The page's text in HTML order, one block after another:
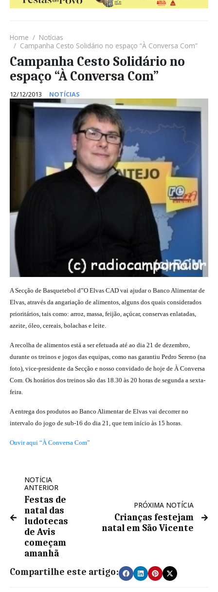
Home
Notícias
Campanha Cesto Solidário no espaço “À Conversa Com”
Campanha Cesto Solidário no
espaço “À Conversa Com”
12/12/2013 NOTÍCIAS
A Secção de Basquetebol d”O Elvas CAD vai ajudar o Banco Alimentar de
Elvas, através da angariação de alimentos, alguns dos quais considerados
prioritários, tais como: arroz, massa, feijão, açúcar, conservas enlatadas,
azeite, óleo, cereais, bolachas e leite.
A recolha de alimentos está a ser efetuada até ao dia 21 de dezembro,
durante os treinos e jogos das equipas, como nas garantiu Pedro Sereno (na
foto), vice-presidente da Secção e nosso convidado de hoje de À Conversa
Com. Os horários dos treinos são das 18.30 às 20 horas de segunda a sexta-
feira.
A entrega dos produtos ao Banco Alimentar de Elvas vai decorrer no
intervalo do jogo de sub-16 do dia 21, que tem início às 15 horas.
Ouvir aqui “À Conversa Com”
NOTÍCIA
ANTERIOR
Festas de
natal das
ludotecas
de Avis
começam
amanhã
PRÓXIMA NOTÍCIA
Crianças festejam
natal em São Vicente
Compartilhe este artigo: